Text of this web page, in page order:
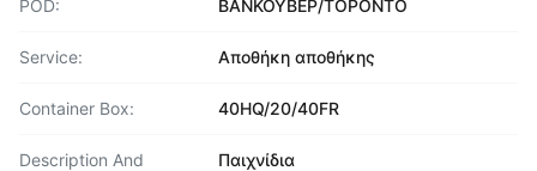
POD: ΒΑΝΚΟΥΒΕΡ/ΤΟΡΟΝΤΟ
Service: Αποθήκη αποθήκης
Container Box: 40HQ/20/40FR
Description And
Παιχνίδια